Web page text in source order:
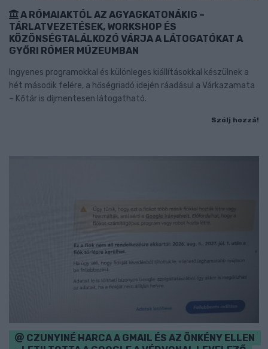
A RÓMAIAKTÓL AZ AGYAGKATONÁKIG –
TÁRLATVEZETÉSEK, WORKSHOP ÉS
KÖZÖNSÉGTALÁLKOZÓ VÁRJA A LÁTOGATÓKAT A
GYŐRI RÓMER MÚZEUMBAN
Ingyenes programokkal és különleges kiállításokkal készülnek a
hét második felére, a hőségriadó idején ráadásul a Várkazamata
– Kőtár is díjmentesen látogatható.
Szólj hozzá!
CZUNYINÉ HARCA A GMAIL ÉS AZ ÖNKÉNY ELLEN